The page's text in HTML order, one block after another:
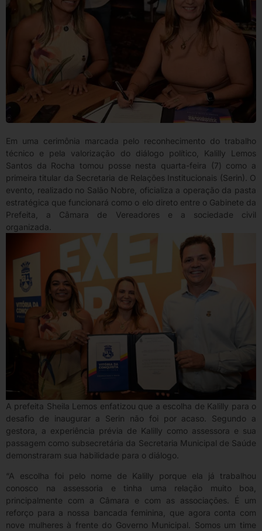
Em uma cerimônia marcada pelo reconhecimento do trabalho
técnico e pela valorização do diálogo político, Kalilly Lemos
Santos da Rocha tomou posse nesta quarta-feira (7) como a
primeira titular da Secretaria de Relações Institucionais (Serin). O
evento, realizado no Salão Nobre, oficializa a operação da pasta
estratégica que funcionará como o elo direto entre o Gabinete da
Prefeita, a Câmara de Vereadores e a sociedade civil
organizada.
A prefeita Sheila Lemos enfatizou que a escolha de Kalilly para o
desafio de inaugurar a Serin não foi por acaso. Segundo a
gestora, a experiência prévia de Kalilly como assessora e sua
passagem como subsecretária da Secretaria Municipal de Saúde
demonstraram sua habilidade para o diálogo.
“A escolha foi pelo nome de Kalilly porque ela já trabalhou
conosco na assessoria e tinha uma relação muito boa,
principalmente com a Câmara e com as associações. É um
reforço para a nossa bancada feminina, que agora conta com
nove mulheres à frente do Governo Municipal. Somos um time